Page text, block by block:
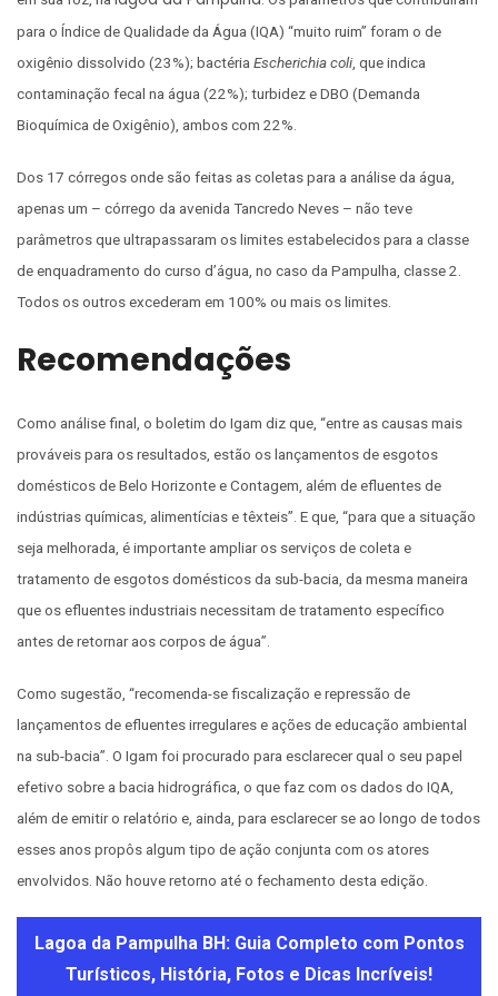
para o Índice de Qualidade da Água (IQA) “muito ruim” foram o de
oxigênio dissolvido (23%); bactéria Escherichia coli , que indica
contaminação fecal na água (22%); turbidez e DBO (Demanda
Bioquímica de Oxigênio), ambos com 22%.
Dos 17 córregos onde são feitas as coletas para a análise da água,
apenas um – córrego da avenida Tancredo Neves – não teve
parâmetros que ultrapassaram os limites estabelecidos para a classe
de enquadramento do curso d’água, no caso da Pampulha, classe 2.
Todos os outros excederam em 100% ou mais os limites.
Recomendações
Como análise final, o boletim do Igam diz que, “entre as causas mais
prováveis para os resultados, estão os lançamentos de esgotos
domésticos de Belo Horizonte e Contagem, além de efluentes de
indústrias químicas, alimentícias e têxteis”. E que, “para que a situação
seja melhorada, é importante ampliar os serviços de coleta e
tratamento de esgotos domésticos da sub-bacia, da mesma maneira
que os efluentes industriais necessitam de tratamento específico
antes de retornar aos corpos de água”.
Como sugestão, “recomenda-se fiscalização e repressão de
lançamentos de efluentes irregulares e ações de educação ambiental
na sub-bacia”. O Igam foi procurado para esclarecer qual o seu papel
efetivo sobre a bacia hidrográfica, o que faz com os dados do IQA,
além de emitir o relatório e, ainda, para esclarecer se ao longo de todos
esses anos propôs algum tipo de ação conjunta com os atores
envolvidos. Não houve retorno até o fechamento desta edição.